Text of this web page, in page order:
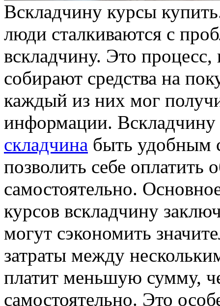
Всклaдчину курсы
люди сталкиваются с
вскладчину. Это процесс,
собирают средства на
каждый из них мог
информации.
складчина быть удобным
позволить себе оплатить
самостоятельно.
курсов вскладчину
могут сэкономить
затраты между
платит меньшую сумму,
самостоятельно. Это